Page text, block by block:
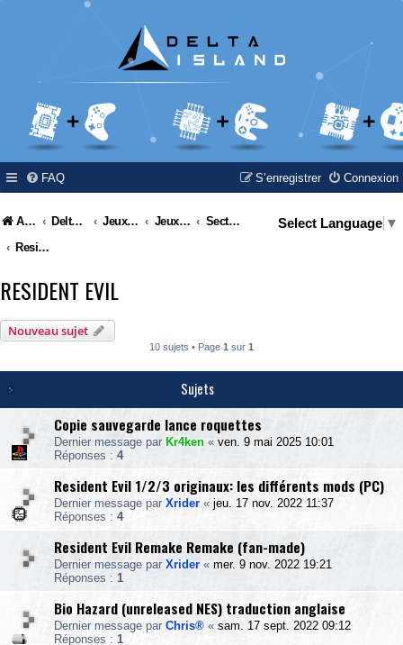
FAQ Connexion
S’enregistrer
Accueil Delta Island Jeux Video Jeux Vidéo & Retrogaming
Section à thèmes
Resident Evil
Select Language ▼
RESIDENT EVIL
Nouveau sujet
10 sujets • Page 1 sur 1
Sujets
Copie sauvegarde lance roquettes
Dernier message par Kr4ken « ven. 9 mai 2025 10:01
Réponses : 4
Resident Evil 1/2/3 originaux: les différents mods (PC)
Dernier message par Xrider « jeu. 17 nov. 2022 11:37
Réponses : 4
Resident Evil Remake Remake (fan-made)
Dernier message par Xrider « mer. 9 nov. 2022 19:21
Réponses : 1
Bio Hazard (unreleased NES) traduction anglaise
Dernier message par Chris® « sam. 17 sept. 2022 09:12
Réponses : 1